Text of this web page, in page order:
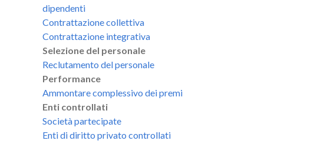
dipendenti
Contrattazione collettiva
Contrattazione integrativa
Selezione del personale
Reclutamento del personale
Performance
Ammontare complessivo dei premi
Enti controllati
Società partecipate
Enti di diritto privato controllati